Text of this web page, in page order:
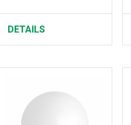
DETAILS